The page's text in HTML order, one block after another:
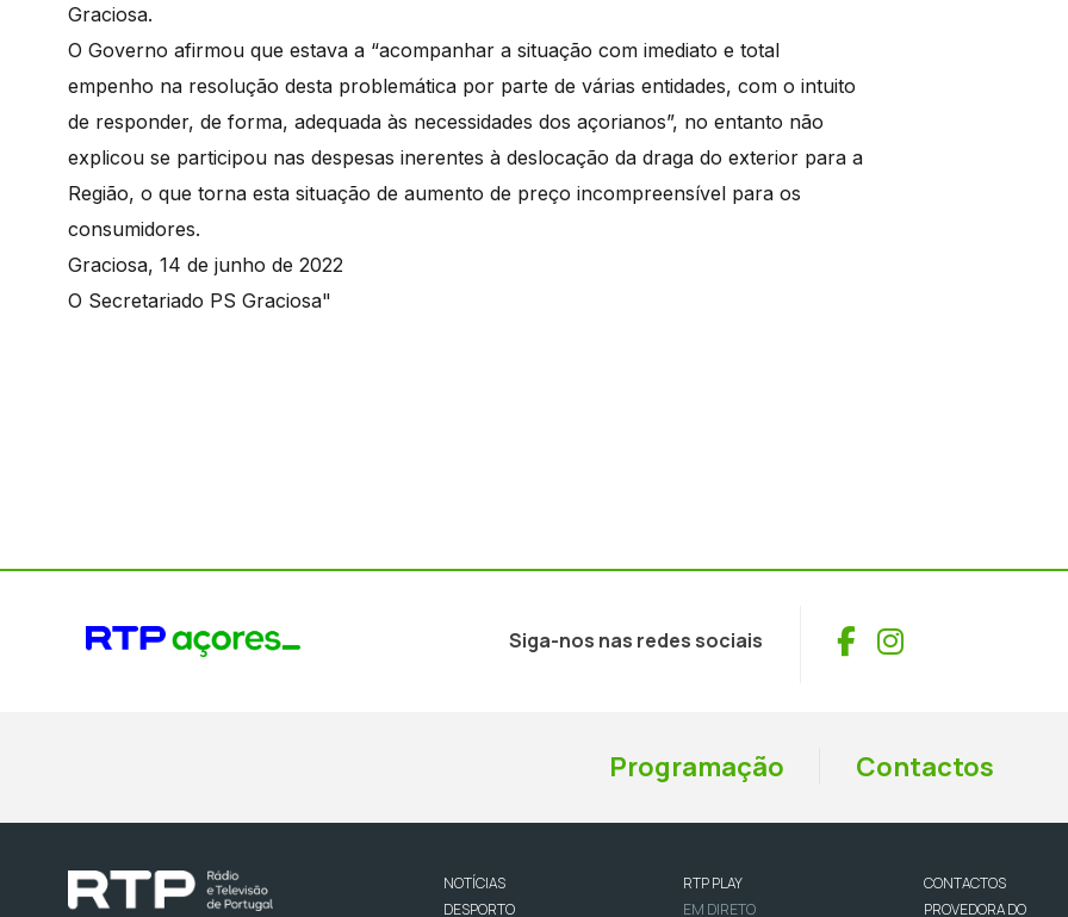
Graciosa.
O Governo afirmou que estava a “acompanhar a situação com imediato e total
empenho na resolução desta problemática por parte de várias entidades, com o intuito
de responder, de forma, adequada às necessidades dos açorianos”, no entanto não
explicou se participou nas despesas inerentes à deslocação da draga do exterior para a
Região, o que torna esta situação de aumento de preço incompreensível para os
consumidores.
Graciosa, 14 de junho de 2022
O Secretariado PS Graciosa"
Siga-nos nas redes sociais Facebook
Instagram
Programação Contactos
NOTÍCIAS
DESPORTO
RTP PLAY
EM DIRETO
CONTACTOS
PROVEDORA DO